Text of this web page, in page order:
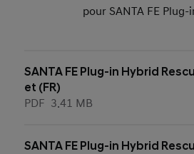
pour SANTA FE Plug-
SANTA FE Plug-in Hybrid
et (FR)
PDF 3.41 MB
SANTA FE Plug-in Hybrid